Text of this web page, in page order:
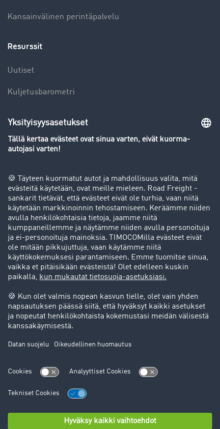
Kansainvälinen perintäpalvelu
Resurssit
Uutiset
Kuljetusbarometri
Yleiskatsaus rahtipörssiin
Success stories
Asiakassuosittelut
Goodies
Tukipalvelu
Tukipalvelu
Oikeudelliset asiat
Julkaisutiedot
Yleiset käyttöehdot